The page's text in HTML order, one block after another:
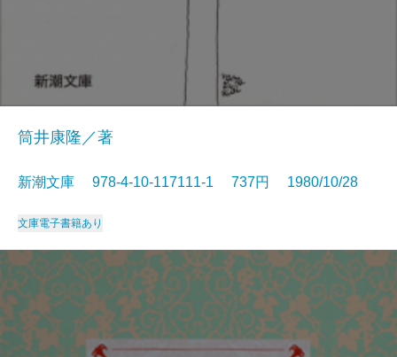
筒井康隆／著
新潮文庫 978-4-10-117111-1 737円 1980/10/28
文庫電子書籍あり